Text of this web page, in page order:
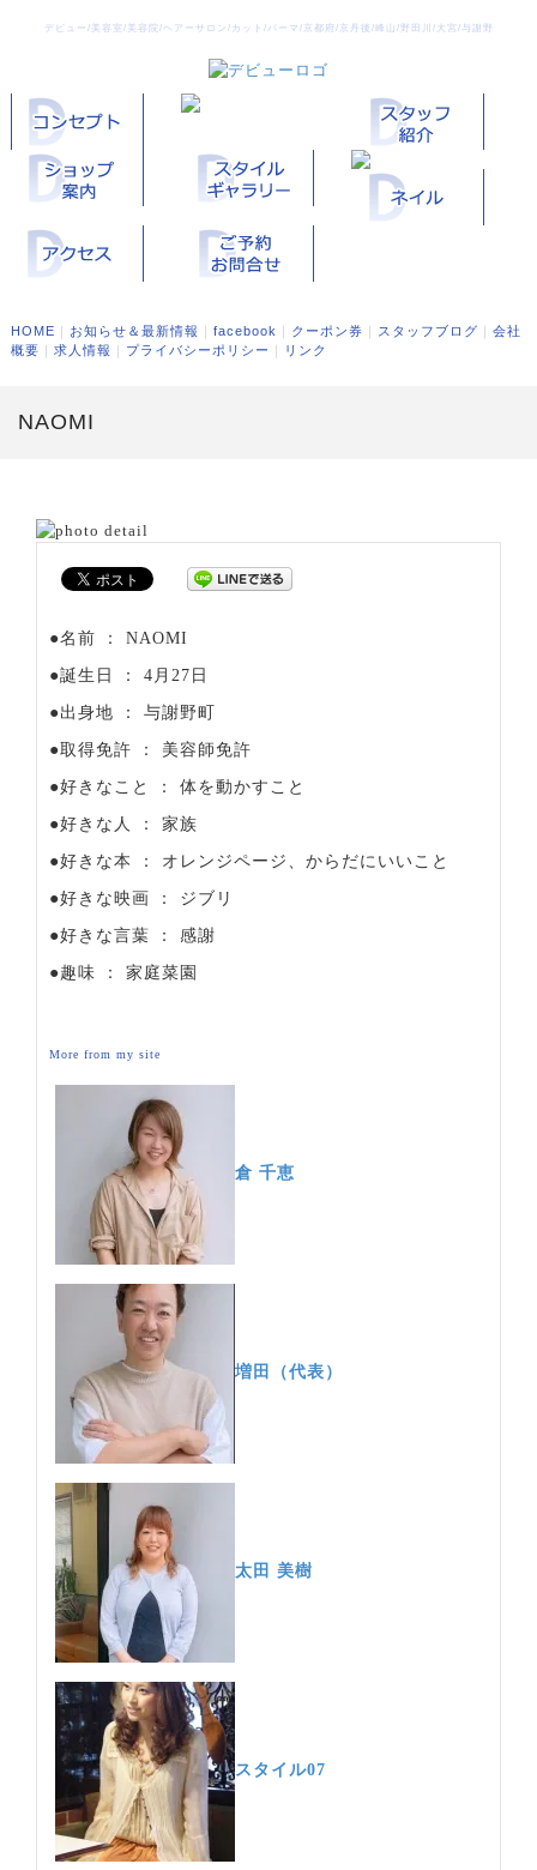
デビュー/美容室/美容院/ヘアーサロン/カット/パーマ/京都府/京丹後/峰山/野田川/大宮/与謝野
HOME ｜ お知らせ＆最新情報 ｜ facebook ｜ クーポン券 ｜ スタッフブログ ｜ 会社
概要 ｜ 求人情報 ｜ プライバシーポリシー ｜ リンク
NAOMI
●名前 ： NAOMI
●誕生日 ： 4月27日
●出身地 ： 与謝野町
●取得免許 ： 美容師免許
●好きなこと ： 体を動かすこと
●好きな人 ： 家族
●好きな本 ： オレンジページ、からだにいいこと
●好きな映画 ： ジブリ
●好きな言葉 ： 感謝
●趣味 ： 家庭菜園
More from my site
倉 千恵
増田（代表）
太田 美樹
スタイル07